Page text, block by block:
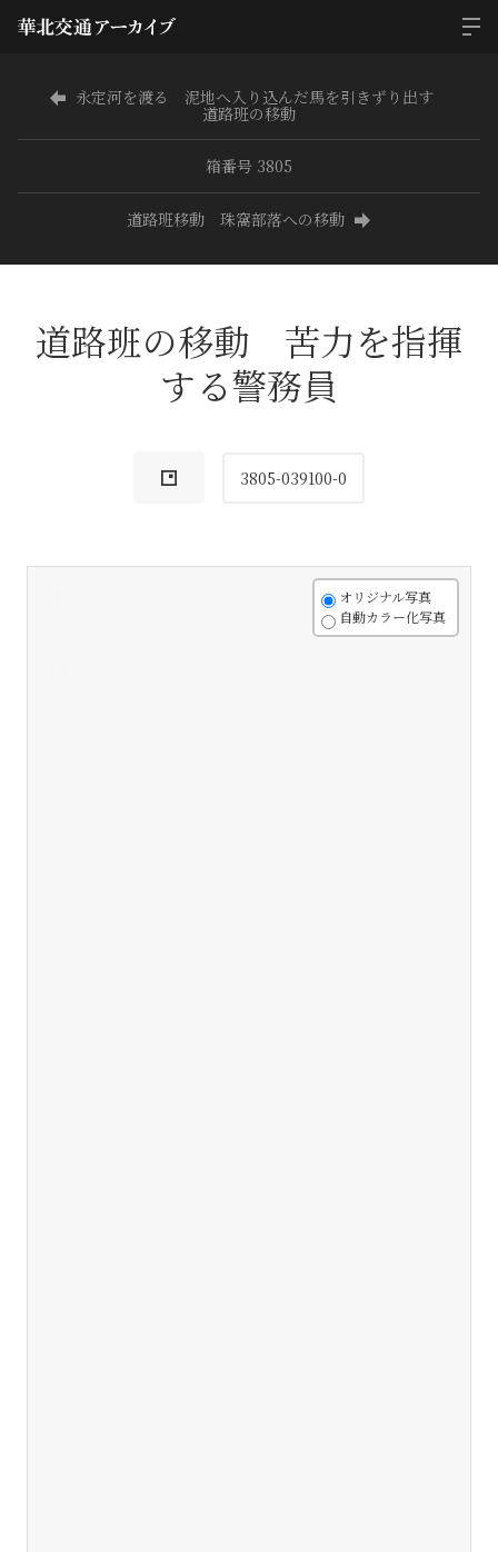
永定河を渡る 泥地へ入り込んだ馬を引きずり出す
道路班の移動
箱番号 3805
道路班移動 珠窩部落への移動
道路班の移動 苦力を指揮
する警務員
3805-039100-0
オリジナル写真
自動カラー化写真